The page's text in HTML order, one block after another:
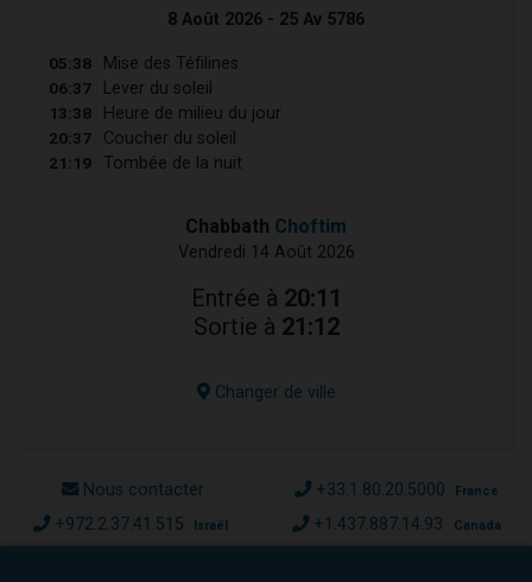
8 Août 2026 - 25 Av 5786
05:38 Mise des Téfilines
06:37 Lever du soleil
13:38 Heure de milieu du jour
20:37 Coucher du soleil
21:19 Tombée de la nuit
Chabbath Choftim
Vendredi 14 Août 2026
Entrée à 20:11
Sortie à 21:12
Changer de ville
Nous contacter +33.1.80.20.5000 France
+972.2.37.41.515 Israël +1.437.887.14.93 Canada